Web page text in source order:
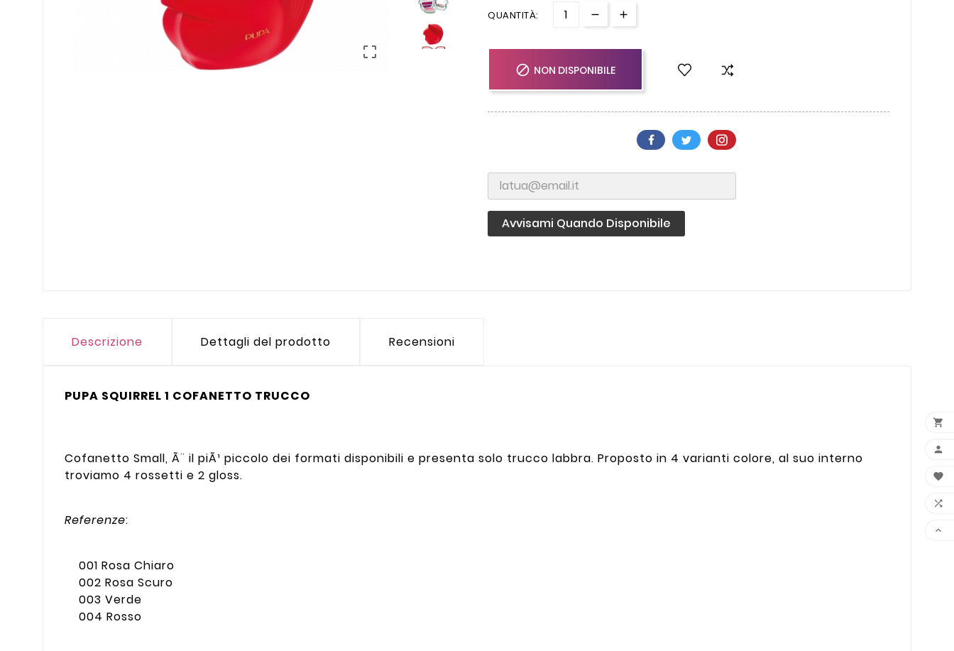

QUANTITÀ:
 NON DISPONIBILE
Avvisami Quando Disponibile
Descrizione Dettagli del prodotto Recensioni
PUPA SQUIRREL 1 COFANETTO TRUCCO
Cofanetto Small, Ã¨ il piÃ¹ piccolo dei formati disponibili e presenta solo trucco labbra. Proposto in 4 varianti colore, al suo interno
troviamo 4 rossetti e 2 gloss.
Referenze:
001 Rosa Chiaro
002 Rosa Scuro
003 Verde
004 Rosso




